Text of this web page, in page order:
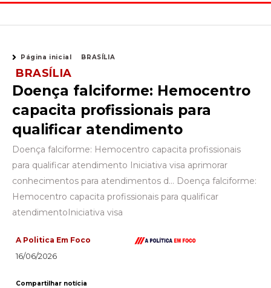
Página inicial BRASÍLIA
BRASÍLIA
Doença falciforme: Hemocentro
capacita profissionais para
qualificar atendimento
Doença falciforme: Hemocentro capacita profissionais
para qualificar atendimento Iniciativa visa aprimorar
conhecimentos para atendimentos d… Doença falciforme:
Hemocentro capacita profissionais para qualificar
atendimentoIniciativa visa
A Politica Em Foco
16/06/2026
Compartilhar notícia